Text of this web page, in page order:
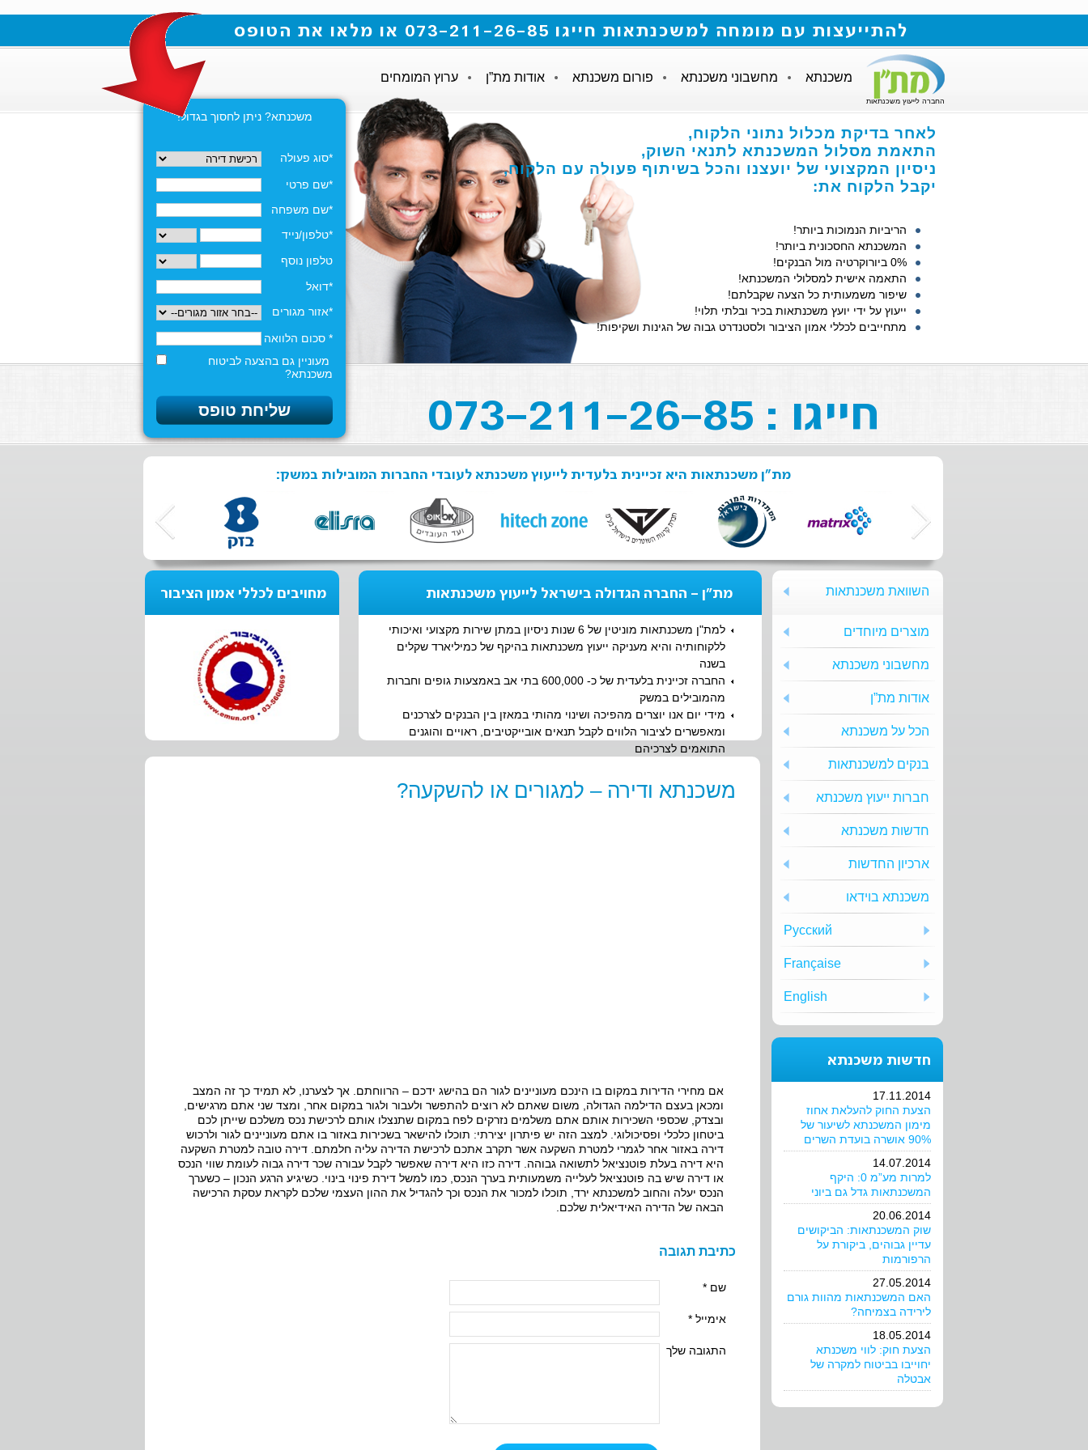
להתייעצות עם מומחה למשכנתאות חייגו 073-211-26-85 או מלאו את הטופס
החברה לייעוץ משכנתאות
משכנתא מחשבוני משכנתא פורום משכנתא אודות מת”ן ערוץ המומחים
משכנתא? ניתן לחסוך בגדול!
*סוג פעולה
*שם פרטי
*שם משפחה
*טלפון/נייד
טלפון נוסף
*דואל
*אזור מגורים
* סכום הלוואה
מעוניין גם בהצעה לביטוח
משכנתא?
לאחר בדיקת מכלול נתוני הלקוח,
התאמת מסלול המשכנתא לתנאי השוק,
ניסיון המקצועי של יועצנו והכל בשיתוף פעולה עם הלקוח,
יקבל הלקוח את:
הריביות הנמוכות ביותר!
המשכנתא החסכונית ביותר!
0% ביורוקרטיה מול הבנקים!
התאמה אישית למסלולי המשכנתא!
שיפור משמעותית כל הצעה שקבלתם!
ייעוץ על ידי יועץ משכנתאות בכיר ובלתי תלוי!
מתחייבים לכללי אמון הציבור ולסטנדרט גבוה של הגינות ושקיפות!
חייגו : 073-211-26-85
מת"ן משכנתאות היא זכיינית בלעדית לייעוץ משכנתא לעובדי החברות המובילות במשק:
השוואת משכנתאות
מוצרים מיוחדים
מחשבוני משכנתא
אודות מת”ן
הכל על משכנתא
בנקים למשכנתאות
חברות ייעוץ משכנתא
חדשות משכנתא
ארכיון החדשות
משכנתא בוידאו
Русский
Française
English
חדשות משכנתא
17.11.2014
הצעת החוק להעלאת אחוז
מימון המשכנתא לשיעור של
90% אושרה בועדת השרים
14.07.2014
למרות מע”מ 0: היקף
המשכנתאות גדל גם ביוני
20.06.2014
שוק המשכנתאות: הביקושים
עדיין גבוהים, ביקורת על
הרפורמות
27.05.2014
האם המשכנתאות מהוות גורם
לירידה בצמיחה?
18.05.2014
הצעת חוק: לווי משכנתא
יחוייבו בביטוח למקרה של
אבטלה
מחויבים לכללי אמון הציבור מת"ן - החברה הגדולה בישראל לייעוץ משכנתאות
למת"ן משכנתאות מוניטין של 6 שנות ניסיון במתן שירות מקצועי ואיכותי
ללקוחותיה והיא מעניקה ייעוץ משכנתאות בהיקף של כמיליארד שקלים
בשנה
החברה זכיינית בלעדית של כ- 600,000 בתי אב באמצעות גופים וחברות
מהמובילים במשק
מידי יום אנו יוצרים מהפיכה ושינוי מהותי במאזן בין הבנקים לצרכנים
ומאפשרים לציבור הלווים לקבל תנאים אובייקטיבים, ראויים והוגנים
התואמים לצרכיהם
משכנתא ודירה – למגורים או להשקעה?
אם מחירי הדירות במקום בו הינכם מעוניינים לגור הם בהישג ידכם – הרווחתם. אך לצערנו, לא תמיד כך זה המצב
ומכאן בעצם הדילמה הגדולה, משום שאתם לא רוצים להתפשר ולעבור ולגור במקום אחר, ומצד שני אתם מרגישים,
ובצדק, שכספי השכירות אותם אתם משלמים נזרקים לפח במקום שתנצלו אותם לרכישת נכס משלכם שייתן לכם
ביטחון כלכלי ופסיכולוגי. למצב הזה יש פיתרון יצירתי: תוכלו להישאר בשכירות באזור בו אתם מעוניינים לגור ולרכוש
דירה באזור אחר לגמרי למטרת השקעה אשר תקרב אתכם לרכישת הדירה עליה חלמתם. דירה טובה למטרת השקעה
היא דירה בעלת פוטנציאל לתשואה גבוהה. דירה כזו היא דירה שאפשר לקבל עבורה שכר דירה גבוה לעומת שווי הנכס
או דירה שיש בה פוטנציאל לעלייה משמעותית בערך הנכס, כמו למשל דירת פינוי בינוי. כשיגיע הרגע הנכון – כשערך
הנכס יעלה והחוב למשכנתא ירד, תוכלו למכור את הנכס וכך להגדיל את ההון העצמי שלכם לקראת עסקת הרכישה
הבאה של הדירה האידיאלית שלכם.
כתיבת תגובה
שם *
אימייל *
התגובה שלך